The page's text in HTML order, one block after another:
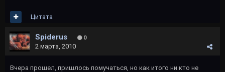
Цитата
Spiderus 0
2 марта, 2010
Вчера прошел, пришлось помучаться, но как итого ни кто не